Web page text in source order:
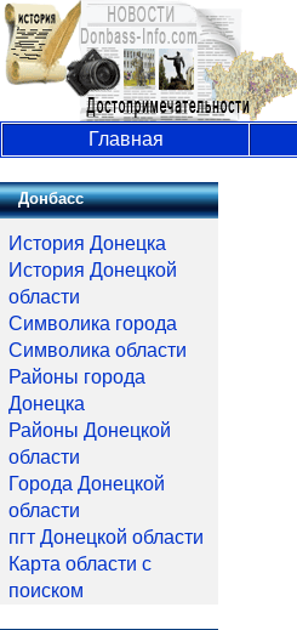
Главная
Донбасс
История Донецка
История Донецкой
области
Символика города
Символика области
Районы города
Донецка
Районы Донецкой
области
Города Донецкой
области
пгт Донецкой области
Карта области с
поиском